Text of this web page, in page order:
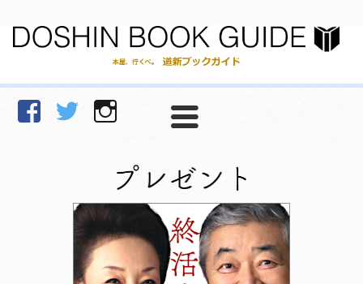
facebookTwitter Instagram